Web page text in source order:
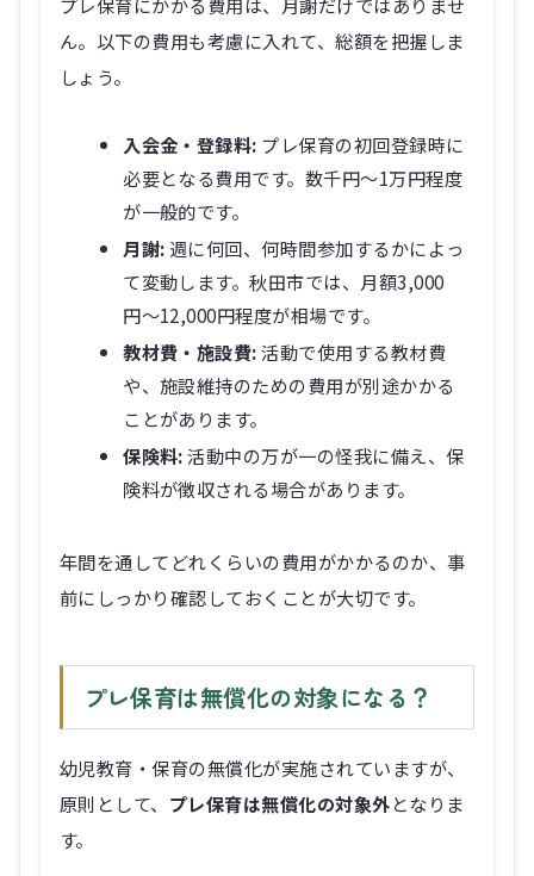
ん。以下の費用も考慮に入れて、総額を把握しま
しょう。
入会金・登録料: プレ保育の初回登録時に
必要となる費用です。数千円〜1万円程度
が一般的です。
月謝: 週に何回、何時間参加するかによっ
て変動します。秋田市では、月額3,000
円〜12,000円程度が相場です。
教材費・施設費:活動で使用する教材費
や、施設維持のための費用が別途かかる
ことがあります。
保険料:活動中の万が一の怪我に備え、保
険料が徴収される場合があります。
年間を通してどれくらいの費用がかかるのか、事
前にしっかり確認しておくことが大切です。
プレ保育は無償化の対象になる？
幼児教育・保育の無償化が実施されていますが、
原則として、 プレ保育は無償化の対象外となりま
す。